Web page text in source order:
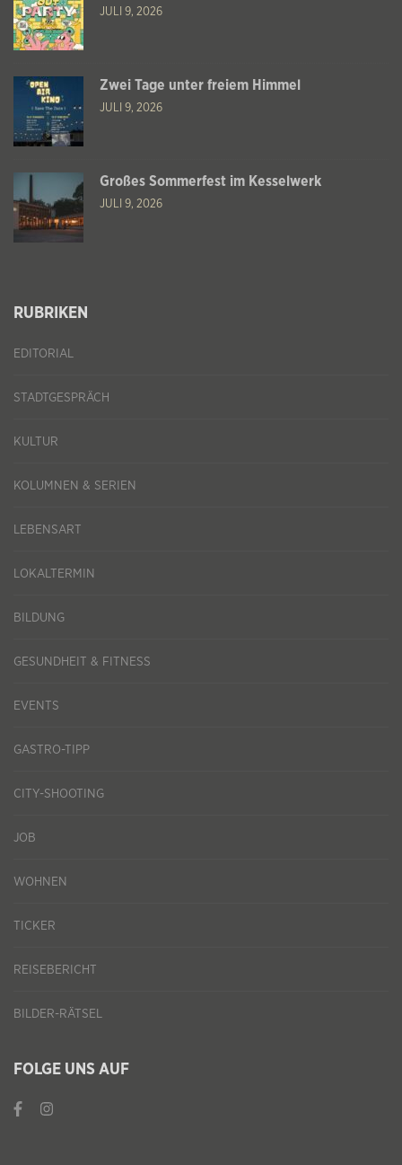
JULI 9, 2026
Zwei Tage unter freiem Himmel
JULI 9, 2026
Großes Sommerfest im Kesselwerk
JULI 9, 2026
RUBRIKEN
EDITORIAL
STADTGESPRÄCH
KULTUR
KOLUMNEN & SERIEN
LEBENSART
LOKALTERMIN
BILDUNG
GESUNDHEIT & FITNESS
EVENTS
GASTRO-TIPP
CITY-SHOOTING
JOB
WOHNEN
TICKER
REISEBERICHT
BILDER-RÄTSEL
FOLGE UNS AUF